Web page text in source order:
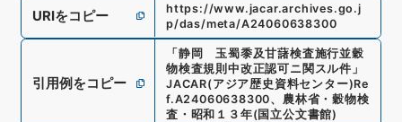
URIをコピー
https://www.jacar.archives.go.j
p/das/meta/A24060638300
引用例をコピー
「静岡 玉蜀黍及甘藷検査施行並穀
物検査規則中改正認可ニ関スル件 」
JACAR(アジア歴史資料センター)Re
f.A24060638300、 農林省・穀物検
査・昭和１３年(国立公文書館)